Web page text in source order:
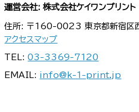
運営会社: 株式会社ケイワンプリント
住所: 〒160-0023 東京都新宿
アクセスマップ
TEL:03-3369-7120
EMAIL: info@k-1-print.jp